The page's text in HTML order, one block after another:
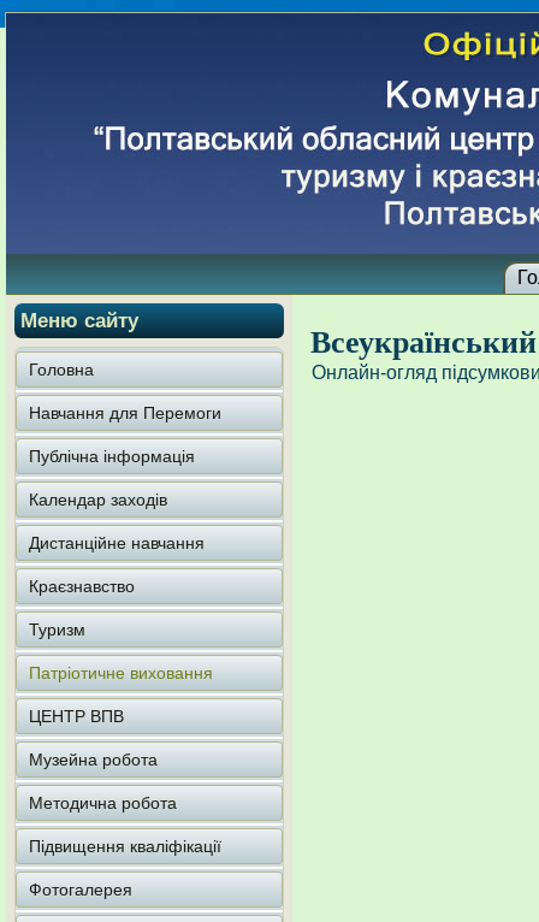
Меню сайту
Головна
Навчання для Перемоги
Публічна інформація
Календар заходів
Дистанційне навчання
Краєзнавство
Туризм
Патріотичне виховання
ЦЕНТР ВПВ
Музейна робота
Методична робота
Підвищення кваліфікації
Фотогалерея
Онлайн-огляд